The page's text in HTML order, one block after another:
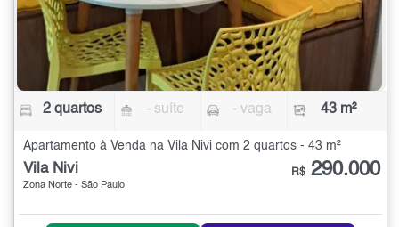
2 quartos - suíte - vaga 43 m²
Apartamento à Venda na Vila Nivi com 2 quartos - 43 m²
Vila Nivi
Zona Norte - São Paulo
R$ 290.000